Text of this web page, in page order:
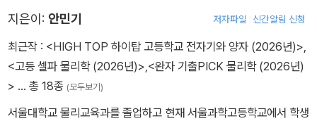
지은이: 안민기 저자파일 신간알림 신청
최근작 : <HIGH TOP 하이탑 고등학교 전자기와 양자 (2026년)>,
<고등 셀파 물리학 (2026년)>,<완자 기출PICK 물리학 (2026년)
> … 총 18종 (모두보기)
서울대학교 물리교육과를 졸업하고 현재 서울과학고등학교에서 학생